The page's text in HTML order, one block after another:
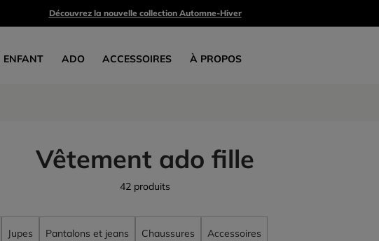
Découvrez la nouvelle collection Automne-Hiver
ENFANT ADO ACCESSOIRES À PROPOS
Vêtement ado fille
42 produits
Jupes Pantalons et jeans Chaussures Accessoires